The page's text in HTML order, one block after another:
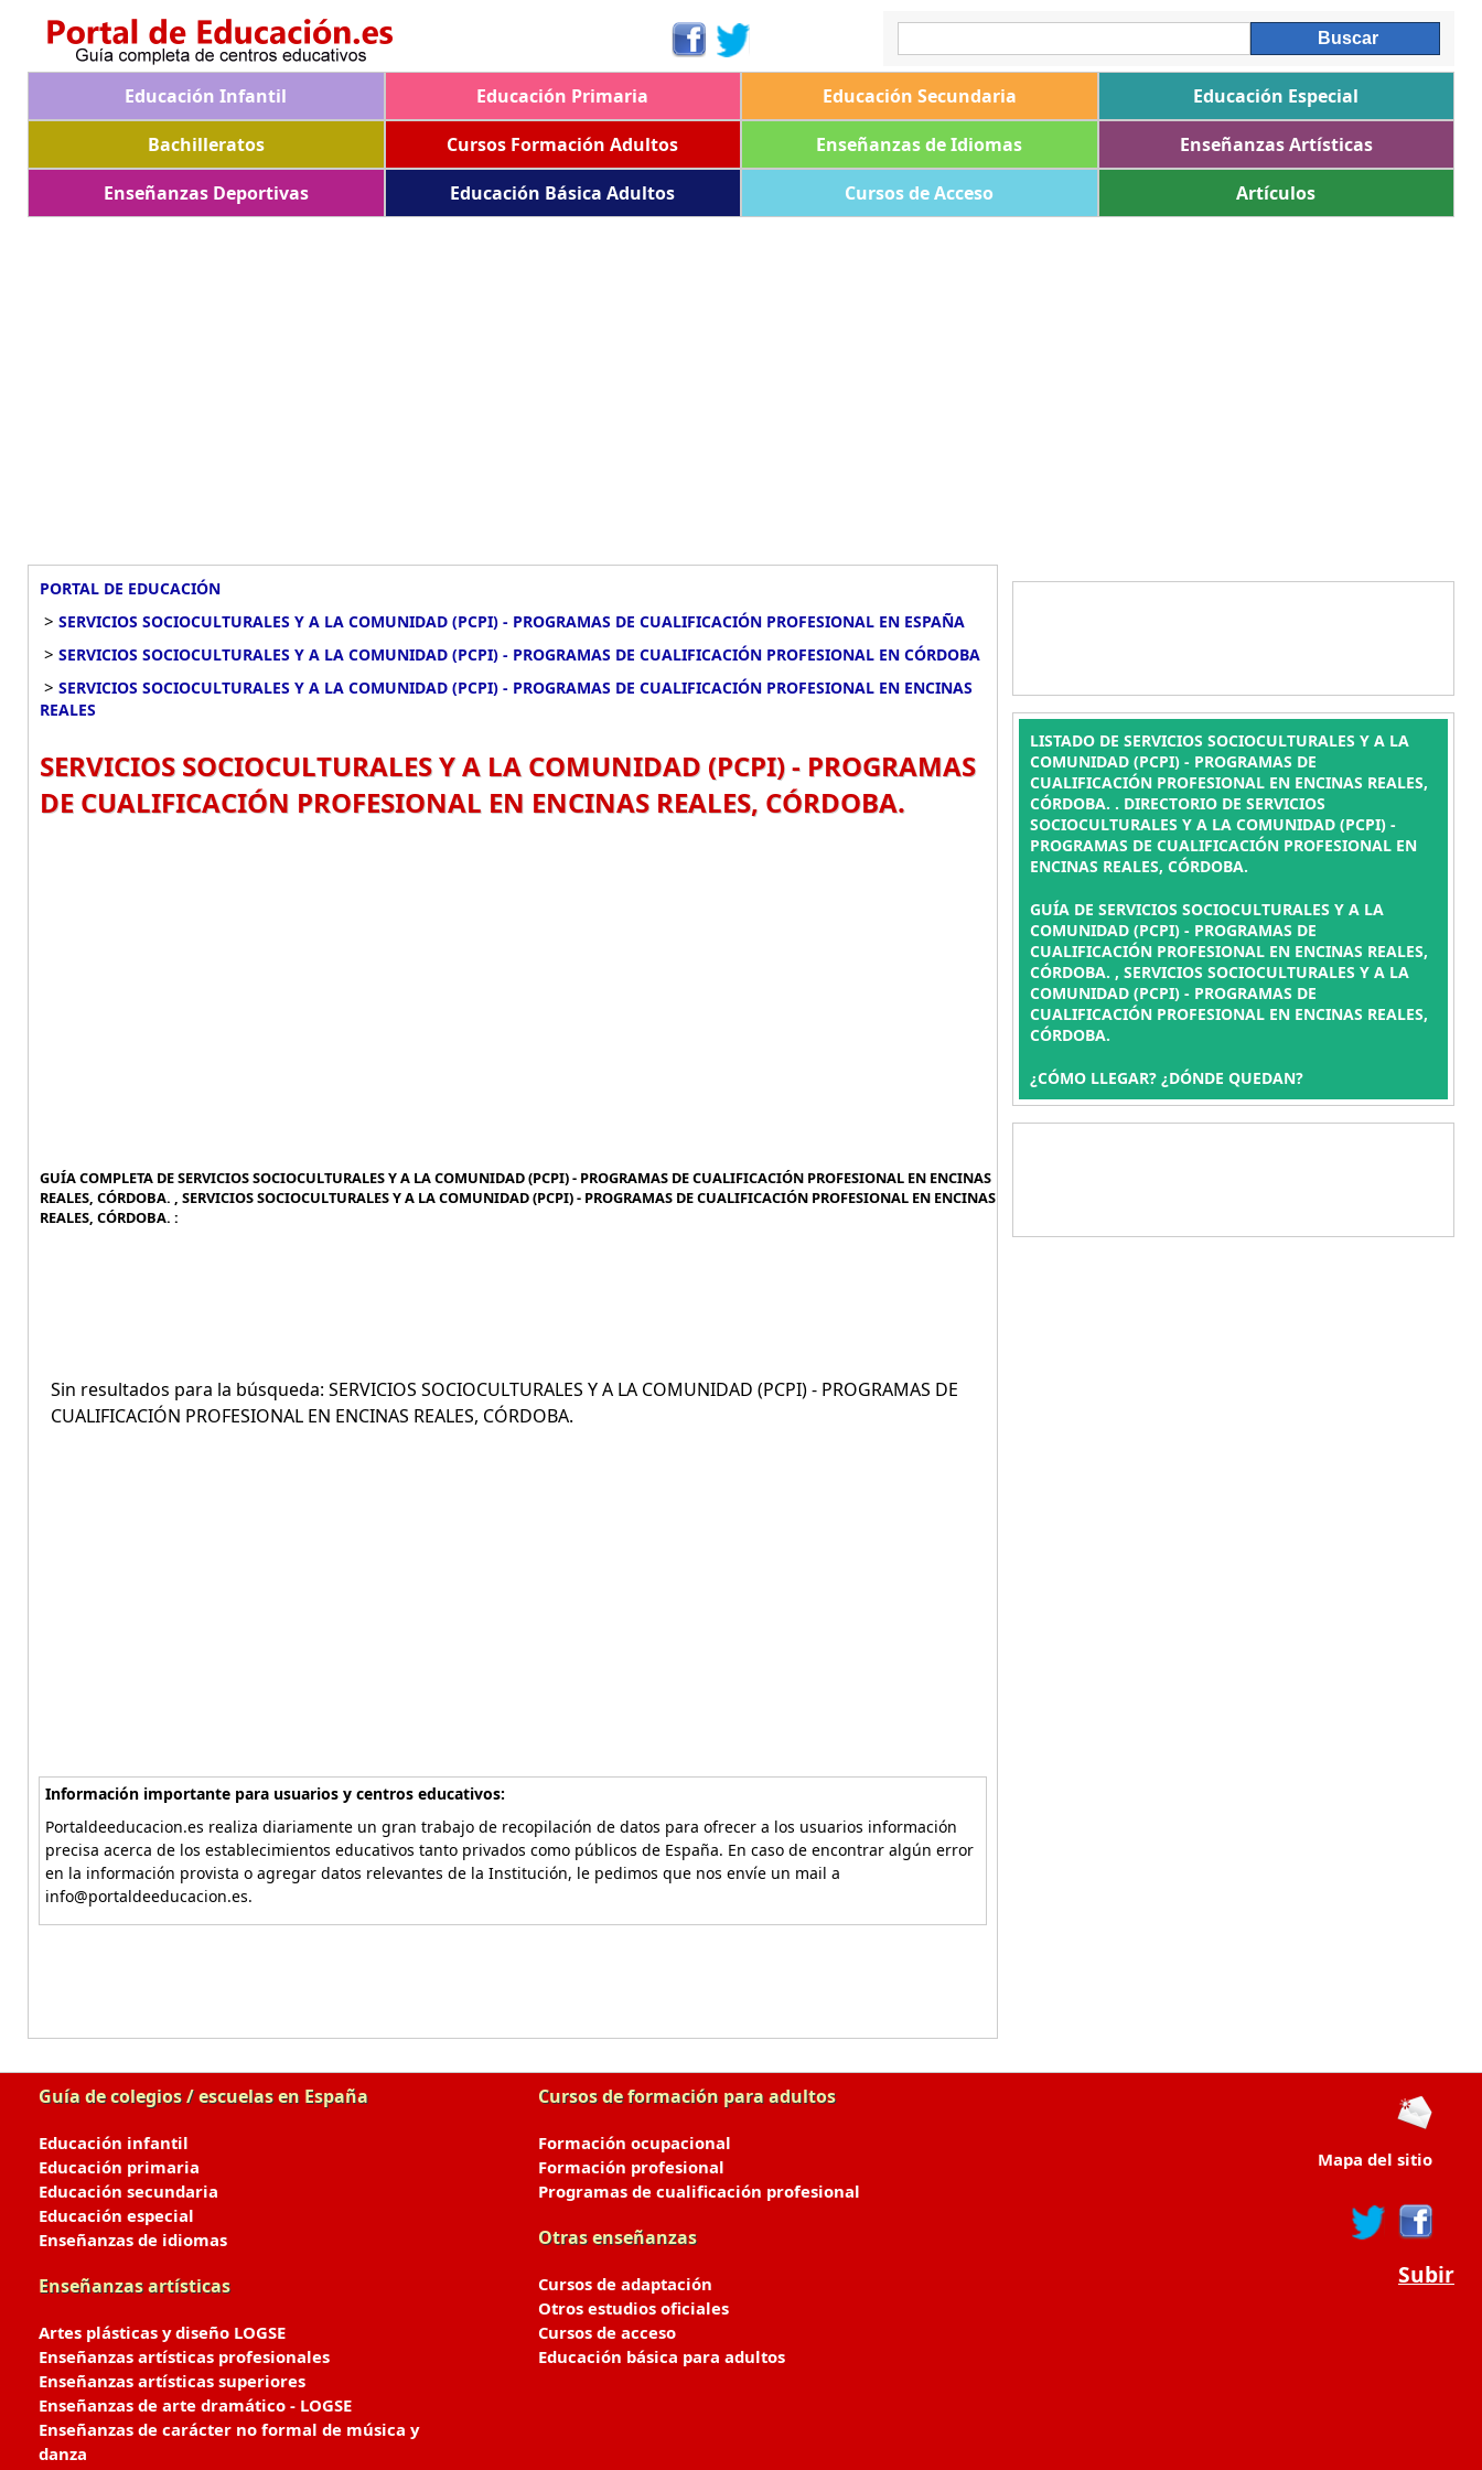
Educación Infantil Educación Primaria Educación Secundaria
Educación Especial
Bachilleratos
Cursos Formación Adultos Enseñanzas de Idiomas
Enseñanzas Artísticas
Enseñanzas Deportivas
Educación Básica Adultos Cursos de Acceso Artículos
PORTAL DE EDUCACIÓN
> SERVICIOS SOCIOCULTURALES Y A LA COMUNIDAD (PCPI) - PROGRAMAS DE CUALIFICACIÓN PROFESIONAL EN ESPAÑA
> SERVICIOS SOCIOCULTURALES Y A LA COMUNIDAD (PCPI) - PROGRAMAS DE CUALIFICACIÓN PROFESIONAL EN CÓRDOBA
> SERVICIOS SOCIOCULTURALES Y A LA COMUNIDAD (PCPI) - PROGRAMAS DE CUALIFICACIÓN PROFESIONAL EN ENCINAS
REALES
SERVICIOS SOCIOCULTURALES Y A LA COMUNIDAD (PCPI) - PROGRAMAS
DE CUALIFICACIÓN PROFESIONAL EN ENCINAS REALES, CÓRDOBA.
GUÍA COMPLETA DE SERVICIOS SOCIOCULTURALES Y A LA COMUNIDAD (PCPI) - PROGRAMAS DE CUALIFICACIÓN PROFESIONAL EN ENCINAS
REALES, CÓRDOBA. , SERVICIOS SOCIOCULTURALES Y A LA COMUNIDAD (PCPI) - PROGRAMAS DE CUALIFICACIÓN PROFESIONAL EN ENCINAS
REALES, CÓRDOBA. :
Sin resultados para la búsqueda: SERVICIOS SOCIOCULTURALES Y A LA COMUNIDAD (PCPI) - PROGRAMAS DE
CUALIFICACIÓN PROFESIONAL EN ENCINAS REALES, CÓRDOBA.
Información importante para usuarios y centros educativos:
Portaldeeducacion.es realiza diariamente un gran trabajo de recopilación de datos para ofrecer a los usuarios información
precisa acerca de los establecimientos educativos tanto privados como públicos de España. En caso de encontrar algún error
en la información provista o agregar datos relevantes de la Institución, le pedimos que nos envíe un mail a
info@portaldeeducacion.es.
LISTADO DE SERVICIOS SOCIOCULTURALES Y A LA
COMUNIDAD (PCPI) - PROGRAMAS DE
CUALIFICACIÓN PROFESIONAL EN ENCINAS REALES,
CÓRDOBA. . DIRECTORIO DE SERVICIOS
SOCIOCULTURALES Y A LA COMUNIDAD (PCPI) -
PROGRAMAS DE CUALIFICACIÓN PROFESIONAL EN
ENCINAS REALES, CÓRDOBA.
GUÍA DE SERVICIOS SOCIOCULTURALES Y A LA
COMUNIDAD (PCPI) - PROGRAMAS DE
CUALIFICACIÓN PROFESIONAL EN ENCINAS REALES,
CÓRDOBA. , SERVICIOS SOCIOCULTURALES Y A LA
COMUNIDAD (PCPI) - PROGRAMAS DE
CUALIFICACIÓN PROFESIONAL EN ENCINAS REALES,
CÓRDOBA.
¿CÓMO LLEGAR? ¿DÓNDE QUEDAN?
Guía de colegios / escuelas en España
Educación infantil
Educación primaria
Educación secundaria
Educación especial
Enseñanzas de idiomas
Enseñanzas artísticas
Artes plásticas y diseño LOGSE
Enseñanzas artísticas profesionales
Enseñanzas artísticas superiores
Enseñanzas de arte dramático - LOGSE
Enseñanzas de carácter no formal de música y
danza
Cursos de formación para adultos
Formación ocupacional
Formación profesional
Programas de cualificación profesional
Otras enseñanzas
Cursos de adaptación
Otros estudios oficiales
Cursos de acceso
Educación básica para adultos
Mapa del sitio
Subir